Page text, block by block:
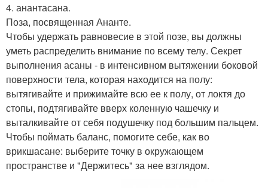
4. анантасана.
Поза, посвященная Ананте.
Чтобы удержать равновесие в этой позе, вы должны
уметь распределить внимание по всему телу. Секрет
выполнения асаны - в интенсивном вытяжении боковой
поверхности тела, которая находится на полу:
вытягивайте и прижимайте всю ее к полу, от локтя до
стопы, подтягивайте вверх коленную чашечку и
выталкивайте от себя подушечку под большим пальцем.
Чтобы поймать баланс, помогите себе, как во
врикшасане: выберите точку в окружающем
пространстве и "Держитесь" за нее взглядом.